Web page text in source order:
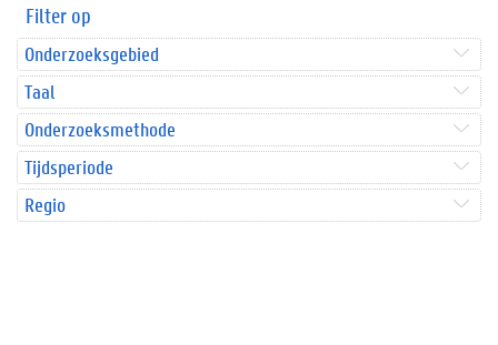
Filter op
Onderzoeksgebied
Taal
Onderzoeksmethode
Tijdsperiode
Regio